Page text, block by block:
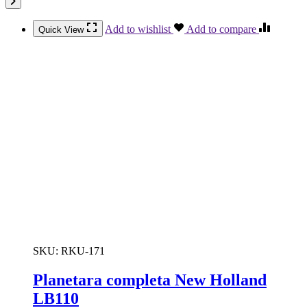
Quick View Add to wishlist Add to compare
SKU: RKU-171
Planetara completa New Holland
LB110